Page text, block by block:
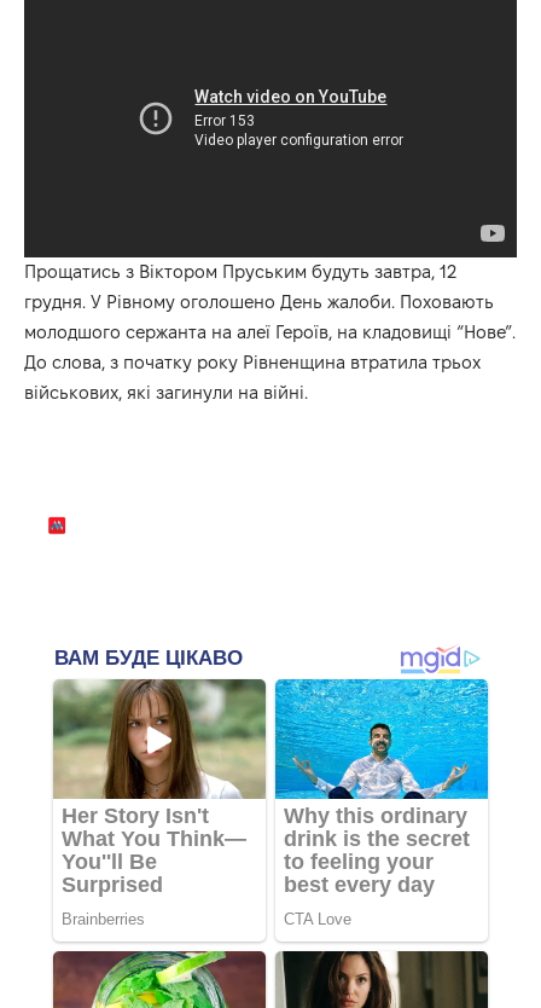
Прощатись з Віктором Пруським будуть завтра, 12
грудня. У Рівному оголошено День жалоби. Поховають
молодшого сержанта на алеї Героїв, на кладовищі “Нове”.
До слова, з початку року Рівненщина втратила трьох
військових, які загинули на війні.